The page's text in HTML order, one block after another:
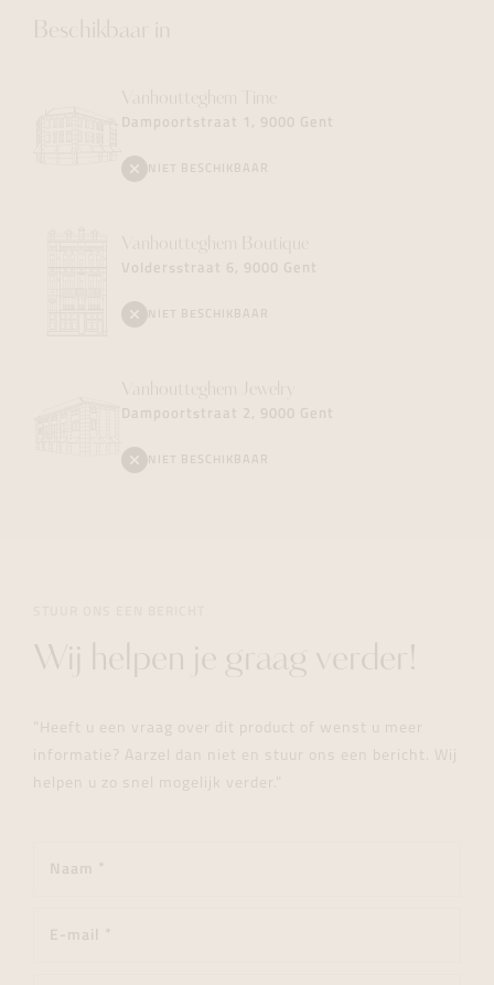
Beschikbaar in
Vanhoutteghem Time
Dampoortstraat 1, 9000 Gent
NIET BESCHIKBAAR
Vanhoutteghem Boutique
Voldersstraat 6, 9000 Gent
NIET BESCHIKBAAR
Vanhoutteghem Jewelry
Dampoortstraat 2, 9000 Gent
NIET BESCHIKBAAR
Wij helpen je graag verder!
"Heeft u een vraag over dit product of wenst u meer
informatie? Aarzel dan niet en stuur ons een bericht. Wij
helpen u zo snel mogelijk verder."